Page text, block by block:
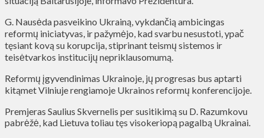
G. Nausėda pasveikino Ukrainą, vykdančią ambicingas
reformų iniciatyvas, ir pažymėjo, kad svarbu nesustoti, ypač
tęsiant kovą su korupcija, stiprinant teismų sistemos ir
teisėtvarkos institucijų nepriklausomumą.
Reformų įgyvendinimas Ukrainoje, jų progresas bus aptarti
kitąmet Vilniuje rengiamoje Ukrainos reformų konferencijoje.
Premjeras Saulius Skvernelis per susitikimą su D. Razumkovu
pabrėžė, kad Lietuva toliau tęs visokeriopą pagalbą Ukrainai.